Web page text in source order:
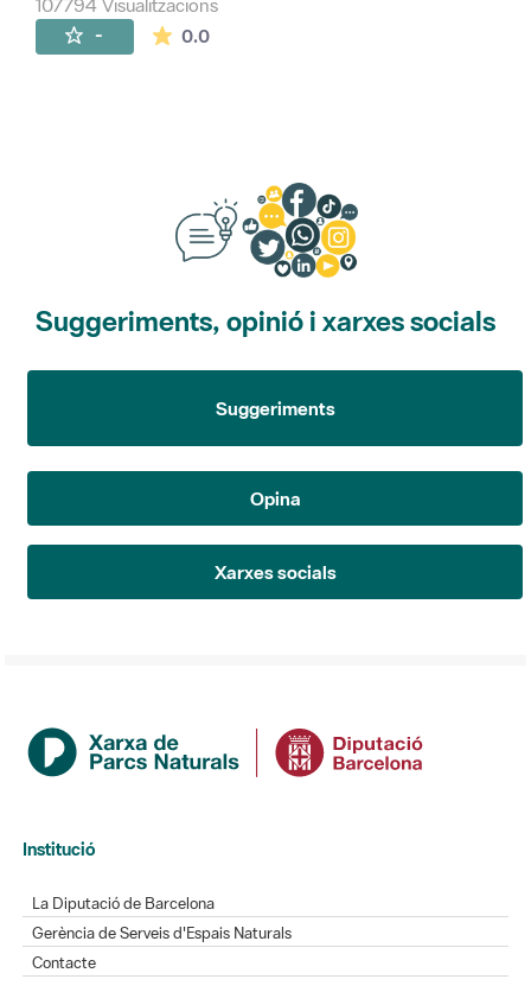
- 0.0La mitjana de les valoracions és de 0
Suggeriments, opinió i xarxes socials
Suggeriments
Opina
Xarxes socials
Institució
La Diputació de Barcelona
Gerència de Serveis d'Espais Naturals
Contacte